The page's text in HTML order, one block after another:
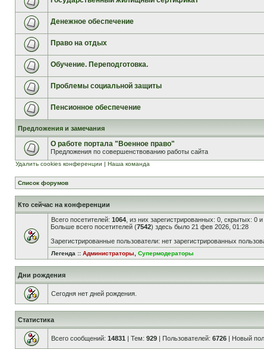
Денежное обеспечение
Право на отдых
Обучение. Переподготовка.
Проблемы социальной защиты
Пенсионное обеспечение
Предложения и замечания
О работе портала "Военное право"
Предложения по совершенствованию работы сайта
Удалить cookies конференции | Наша команда
Список форумов
Кто сейчас на конференции
Всего посетителей: 1064 , из них зарегистрированных: 0, скрытых: 0
Больше всего посетителей (7542) здесь было 21 фев 2026, 01:28
Зарегистрированные пользователи: нет зарегистрированных
Легенда :: Администраторы Супермодераторы
Дни рождения
Сегодня нет дней рождения.
Статистика
Всего сообщений: 14831 | Тем: 929 | Пользователей: 6726 | Новый